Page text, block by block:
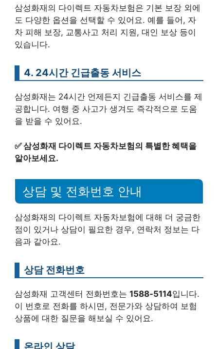
삼성화재의 다이렉트 자동차보험은 기본 보장 외에
도 다양한 옵션을 선택할 수 있어요. 예를 들어, 자
차 피해 보장, 교통사고 처리 지원, 대인 보상 등이
있습니다.
4. 24시간 긴급출동 서비스
삼성화재는 24시간 언제든지 긴급출동 서비스를 제
공합니다. 여행 중 사고가 생겨도 즉각적으로 도움
을 받을 수 있어요.
✅삼성화재 다이렉트 자동차보험의 특별한 혜택을
알아보세요.
상담 및 전화번호 안내
삼성화재의 다이렉트 자동차보험에 대해 더 궁금한
점이 있거나 상담이 필요한 경우, 연락처 정보는 다
음과 같아요.
상담 전화번호
삼성화재 고객센터 전화번호는 1588-5114입니다.
이 번호로 전화를 하시면, 전문가와 상담하여 보험
상품에 대한 질문을 해보실 수 있어요.
온라인 상담